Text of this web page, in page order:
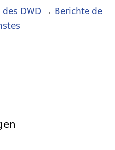
DWD → Berichte de